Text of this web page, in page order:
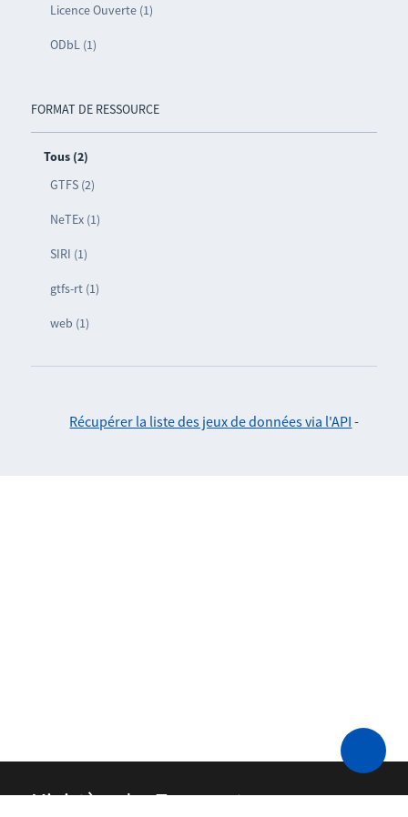
Licence Ouverte (1)
ODbL (1)
FORMAT DE RESSOURCE
Tous (2)
GTFS (2)
NeTEx (1)
SIRI (1)
gtfs-rt (1)
web (1)
Récupérer la liste des jeux de données via l'API -
Ministère des Transports